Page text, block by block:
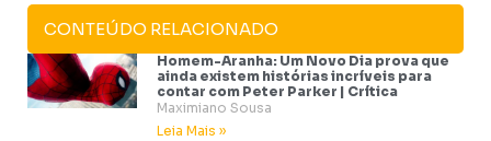
CONTEÚDO RELACIONADO
Homem-Aranha: Um Novo Dia prova que
ainda existem histórias incríveis para
contar com Peter Parker | Crítica
Maximiano Sousa
Leia Mais »